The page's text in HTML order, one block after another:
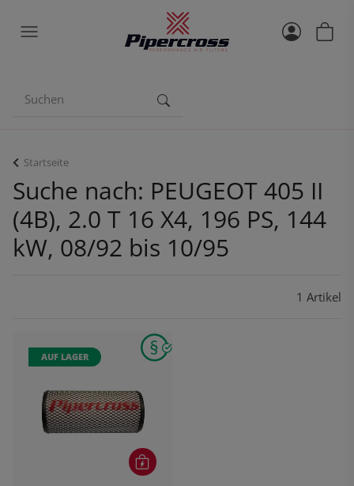
Startseite
Suche nach: PEUGEOT 405 II
(4B), 2.0 T 16 X4, 196 PS, 144
kW, 08/92 bis 10/95
1 Artikel
AUF LAGER